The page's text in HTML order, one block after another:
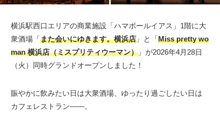
横浜駅西口エリアの商業施設「ハマボールイアス」1階に大
衆酒場「また会いにゆきます。横浜店 」と「Miss pretty wo
man 横浜店（ミスプリティウーマン） 」が2026年4月28日
（火）同時グランドオープンしました！
賑やかに飲みたい日は大衆酒場、ゆったり過ごしたい日は
カフェレストラン――。